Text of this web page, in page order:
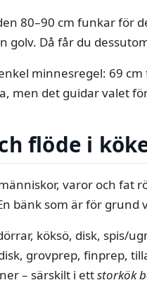
80–90 cm funkar för
golv. Då får du
minnesregel: 69
men det guidar valet
flöde i
varor och fat
bänk som är för
köksö, disk, spis/
grovprep, finprep,
– särskilt i ettstorkök